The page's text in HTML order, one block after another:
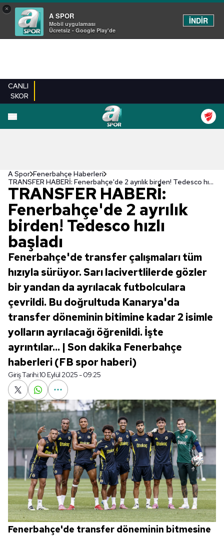
×
A SPOR
Mobil uygulaması
Ücretsiz - Google Play'de
İNDİR
CANLI
SKOR
A Spor Fenerbahçe Haberleri
TRANSFER HABERİ: Fenerbahçe'de 2 ayrılık birden! Tedesco hızlı başladı
TRANSFER HABERİ:
Fenerbahçe'de 2 ayrılık
birden! Tedesco hızlı
başladı
Fenerbahçe'de transfer çalışmaları tüm
hızıyla sürüyor. Sarı lacivertlilerde gözler
bir yandan da ayrılacak futbolculara
çevrildi. Bu doğrultuda Kanarya'da
transfer döneminin bitimine kadar 2 isimle
yolların ayrılacağı öğrenildi. İşte
ayrıntılar... | Son dakika Fenerbahçe
haberleri (FB spor haberi)
Giriş Tarihi:10 Eylül 2025 - 09:25
Fenerbahçe'de transfer döneminin bitmesine